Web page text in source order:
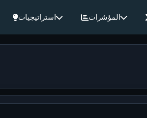
استراتيجيات المؤشرات